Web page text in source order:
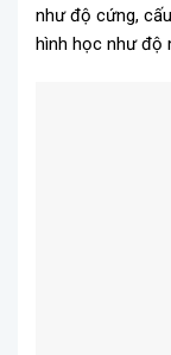
như độ cứng,
hình học như độ